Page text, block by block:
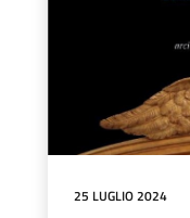
25 LUGLIO 2024